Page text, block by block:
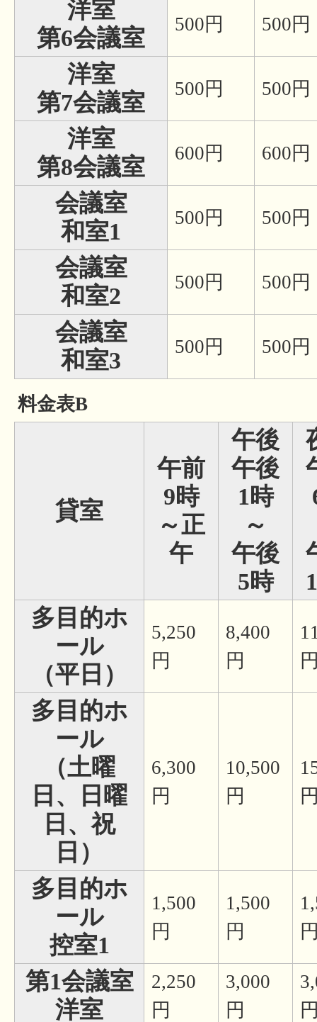
洋室
第6会議室
500円 500円
洋室
第7会議室
500円 500円
洋室
第8会議室
600円 600円
会議室
和室1
500円 500円
会議室
和室2
500円 500円
会議室
和室3
500円 500円
料金表B
貸室
午前
9時
～正
午
午後
午後
1時
～
午後
5時
多目的ホ
ール
（平日）
5,250
円
8,400
円
多目的ホ
ール
（土曜
日、日曜
日、祝
日）
6,300
円
10,500
円
多目的ホ
ール
控室1
1,500
円
1,500
円
第1会議室
洋室
2,250
円
3,000
円